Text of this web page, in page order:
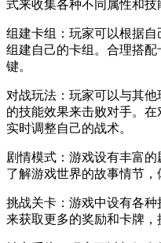
式来收集各种不同属性和技
组建卡组：玩家可以根据自
组建自己的卡组。合理搭
键。
对战玩法：玩家可以与其
的技能效果来击败对手。在
实时调整自己的战术。
剧情模式：游戏设有丰富
了解游戏世界的故事情节，
挑战关卡：游戏中设有各
来获取更多的奖励和卡牌，